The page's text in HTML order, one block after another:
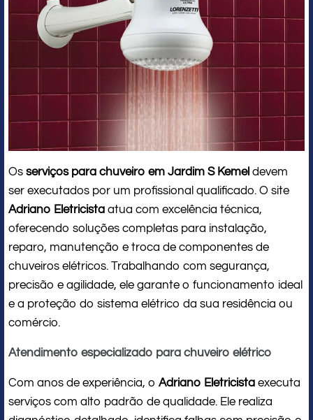
Os serviços para chuveiro em Jardim S Kemel devem
ser executados por um profissional qualificado. O site
Adriano Eletricista atua com excelência técnica,
oferecendo soluções completas para instalação,
reparo, manutenção e troca de componentes de
chuveiros elétricos. Trabalhando com segurança,
precisão e agilidade, ele garante o funcionamento ideal
e a proteção do sistema elétrico da sua residência ou
comércio.
Atendimento especializado para chuveiro elétrico
Com anos de experiência, o Adriano Eletricista executa
serviços com alto padrão de qualidade. Ele realiza